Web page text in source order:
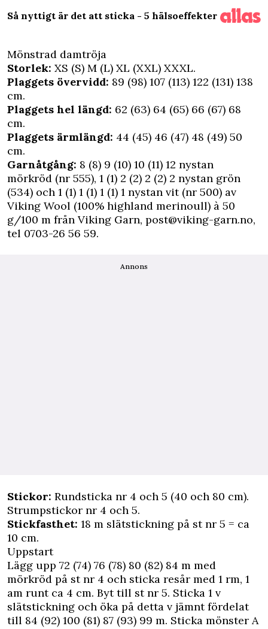
Så nyttigt är det att sticka - 5 hälsoeffekter
Mönstrad damtröja
Storlek: XS (S) M (L) XL (XXL) XXXL.
Plaggets övervidd: 89 (98) 107 (113) 122 (131) 138
cm.
Plaggets hel längd: 62 (63) 64 (65) 66 (67) 68
cm.
Plaggets ärmlängd: 44 (45) 46 (47) 48 (49) 50
cm.
Garnåtgång: 8 (8) 9 (10) 10 (11) 12 nystan
mörkröd (nr 555), 1 (1) 2 (2) 2 (2) 2 nystan grön
(534) och 1 (1) 1 (1) 1 (1) 1 nystan vit (nr 500) av
Viking Wool (100% highland merinoull) à 50
g/100 m från Viking Garn, post@viking-garn.no,
tel 0703-26 56 59.
Annons
Stickor: Rundsticka nr 4 och 5 (40 och 80 cm).
Strumpstickor nr 4 och 5.
Stickfasthet: 18 m slätstickning på st nr 5 = ca
10 cm.
Uppstart
Lägg upp 72 (74) 76 (78) 80 (82) 84 m med
mörkröd på st nr 4 och sticka resår med 1 rm, 1
am runt ca 4 cm. Byt till st nr 5. Sticka 1 v
slätstickning och öka på detta v jämnt fördelat
till 84 (92) 100 (81) 87 (93) 99 m. Sticka mönster A